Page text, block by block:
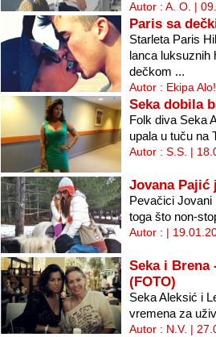
Autor : A. O. |
Paris sa
Starleta Paris
lanca luksuznih
dečkom ...
Autor : Ekipa
Seka dobila
Folk diva Seka
upala u tuču na
Autor : S.S. |
Jovana Pajić
Pevačici Jovani
toga što non-
Autor : |
Seka i Brena
(FOTO)
Seka Aleksić i
vremena za
Autor : N.V. |